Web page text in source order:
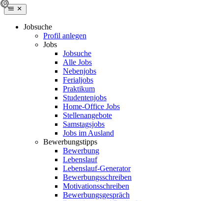
Jobsuche
Profil anlegen
Jobs
Jobsuche
Alle Jobs
Nebenjobs
Ferialjobs
Praktikum
Studentenjobs
Home-Office Jobs
Stellenangebote
Samstagsjobs
Jobs im Ausland
Bewerbungstipps
Bewerbung
Lebenslauf
Lebenslauf-Generator
Bewerbungsschreiben
Motivationsschreiben
Bewerbungsgespräch